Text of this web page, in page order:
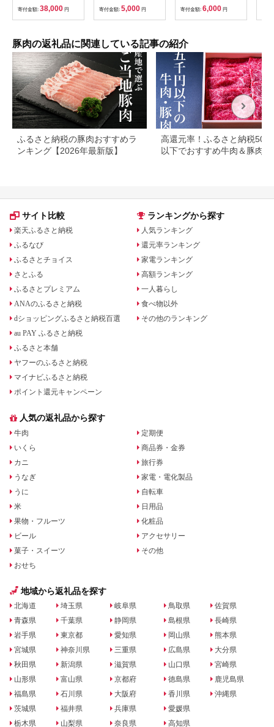
レトルト 業務用 北海
道 倶知安町 【定期
便・チキンカレー・ビ
寄付金額: 38,000 円
茨城 ローズポーク カ
レー レトルト レトル
トパウチ レトルトカ
寄付金額: 5,000 円
城県産 ) ブランド豚
茨城 国産 豚肉 冷凍
とんかつ ソテー
寄付金額: 6,000 円
豚肉の返礼品に関連している記事の紹介
ふるさと納税の豚肉おすすめラ
ンキング【2026年最新版】
高還元率！ふるさと納税
以下でおすすめ牛肉＆豚肉ラ
サイト比較
楽天ふるさと納税
ふるなび
ふるさとチョイス
さとふる
ふるさとプレミアム
ANAのふるさと納税
dショッピングふるさと納税百選
au PAY ふるさと納税
ふるさと本舗
ヤフーのふるさと納税
マイナビふるさと納税
ポイント還元キャンペーン
ランキングから探す
人気ランキング
還元率ランキング
家電ランキング
高額ランキング
一人暮らし
食べ物以外
その他のランキング
人気の返礼品から探す
牛肉
いくら
カニ
うなぎ
うに
米
果物・フルーツ
ビール
菓子・スイーツ
おせち
定期便
商品券・金券
旅行券
家電・電化製品
自転車
日用品
化粧品
アクセサリー
その他
地域から返礼品を探す
北海道
青森県
岩手県
宮城県
秋田県
山形県
福島県
茨城県
栃木県
埼玉県
千葉県
東京都
神奈川県
新潟県
富山県
石川県
福井県
山梨県
岐阜県
静岡県
愛知県
三重県
滋賀県
京都府
大阪府
兵庫県
奈良県
鳥取県
島根県
岡山県
広島県
山口県
徳島県
香川県
愛媛県
高知県
佐賀県
長崎県
熊本県
大分県
宮崎県
鹿児島県
沖縄県